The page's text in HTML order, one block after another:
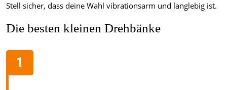
Stell sicher, dass deine Wahl vibrationsarm und langlebig ist.
Die besten kleinen Drehbänke